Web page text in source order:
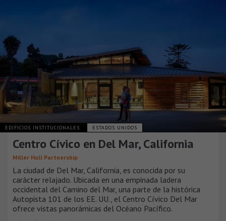
EDIFICIOS INSTITUCIONALES ESTADOS UNIDOS
Centro Cívico en Del Mar, California
Miller Hull Partnership
La ciudad de Del Mar, California, es conocida por su
carácter relajado. Ubicada en una empinada ladera
occidental del Camino del Mar, una parte de la histórica
Autopista 101 de los EE. UU., el Centro Cívico Del Mar
ofrece vistas panorámicas del Océano Pacífico.